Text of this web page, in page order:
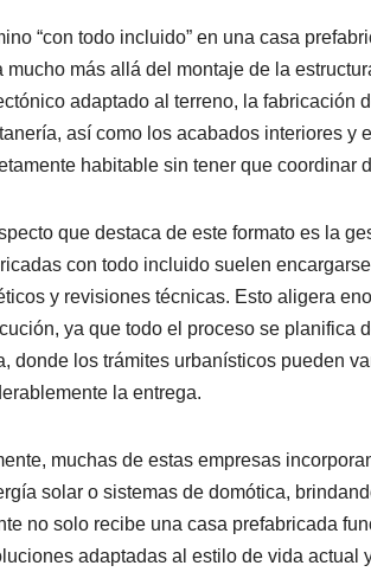
“con todo incluido” en una casa
mucho más allá del montaje de la
adaptado al terreno, la fabricación
así como los acabados interiores y
habitable sin tener que coordinar
que destaca de este formato es la
con todo incluido suelen
y revisiones técnicas. Esto aligera
ya que todo el proceso se planifica
donde los trámites urbanísticos pueden
la entrega.
muchas de estas empresas
solar o sistemas de domótica,
no solo recibe una casa prefabricada
adaptadas al estilo de vida actual